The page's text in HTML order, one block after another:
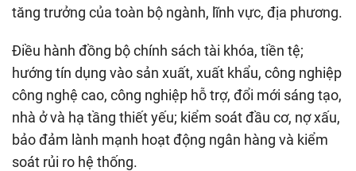
tăng trưởng của toàn bộ ngành, lĩnh vực, địa phương.
Điều hành đồng bộ chính sách tài khóa, tiền tệ;
hướng tín dụng vào sản xuất, xuất khẩu, công nghiệp
công nghệ cao, công nghiệp hỗ trợ, đổi mới sáng tạo,
nhà ở và hạ tầng thiết yếu; kiểm soát đầu cơ, nợ xấu,
bảo đảm lành mạnh hoạt động ngân hàng và kiểm
soát rủi ro hệ thống.